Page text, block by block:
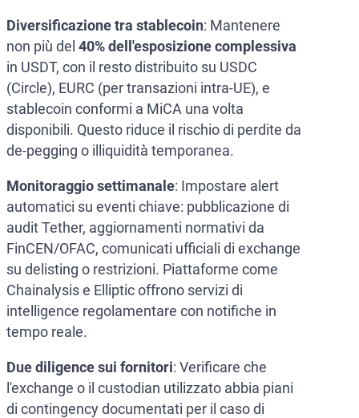
Diversificazione tra stablecoin: Mantenere
non più del 40% dell'esposizione complessiva
in USDT, con il resto distribuito su USDC
(Circle), EURC (per transazioni intra-UE), e
stablecoin conformi a MiCA una volta
disponibili. Questo riduce il rischio di perdite da
de-pegging o illiquidità temporanea.
Monitoraggio settimanale: Impostare alert
automatici su eventi chiave: pubblicazione di
audit Tether, aggiornamenti normativi da
FinCEN/OFAC, comunicati ufficiali di exchange
su delisting o restrizioni. Piattaforme come
Chainalysis e Elliptic offrono servizi di
intelligence regolamentare con notifiche in
tempo reale.
Due diligence sui fornitori: Verificare che
l'exchange o il custodian utilizzato abbia piani
di contingency documentati per il caso di